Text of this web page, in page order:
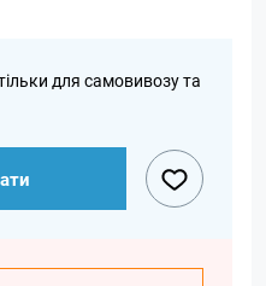
для самовивозу та